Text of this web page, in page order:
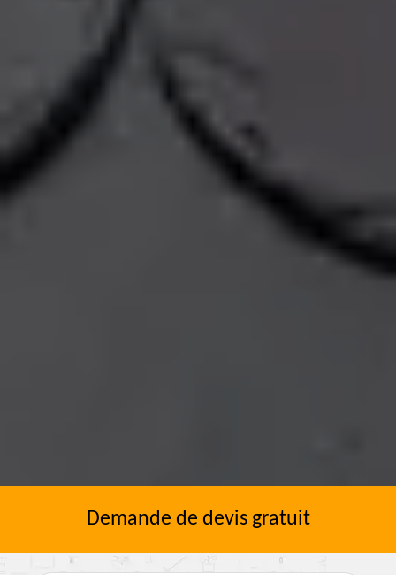
Demande de devis gratuit